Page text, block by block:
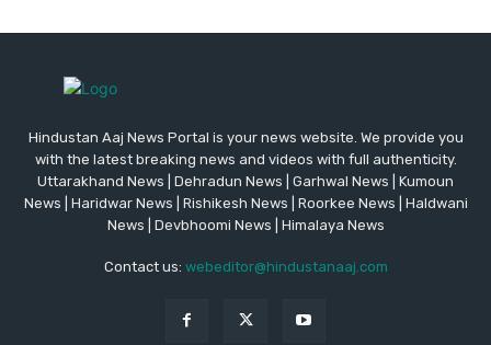
Hindustan Aaj News Portal is your news website. We provide you
with the latest breaking news and videos with full authenticity.
Uttarakhand News | Dehradun News | Garhwal News | Kumoun
News | Haridwar News | Rishikesh News | Roorkee News | Haldwani
News | Devbhoomi News | Himalaya News
Contact us: webeditor@hindustanaaj.com